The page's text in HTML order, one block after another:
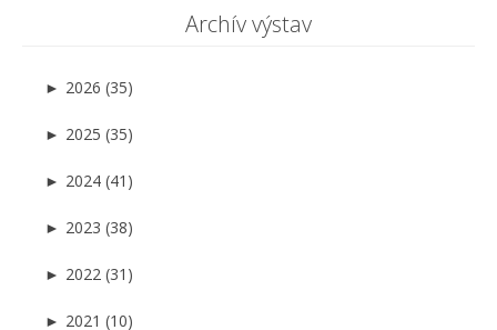
Archív výstav
► 2026 (35)
► 2025 (35)
► 2024 (41)
► 2023 (38)
► 2022 (31)
► 2021 (10)